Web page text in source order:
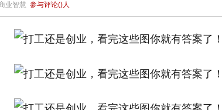
业智慧 参与评论()人